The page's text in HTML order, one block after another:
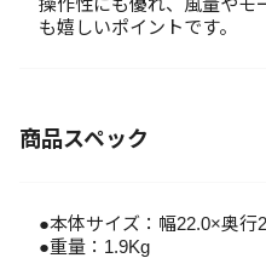
操作性にも優れ、風量やモ
も嬉しいポイントです。
商品スペック
●本体サイズ：幅22.0×奥行
●重量：1.9Kg